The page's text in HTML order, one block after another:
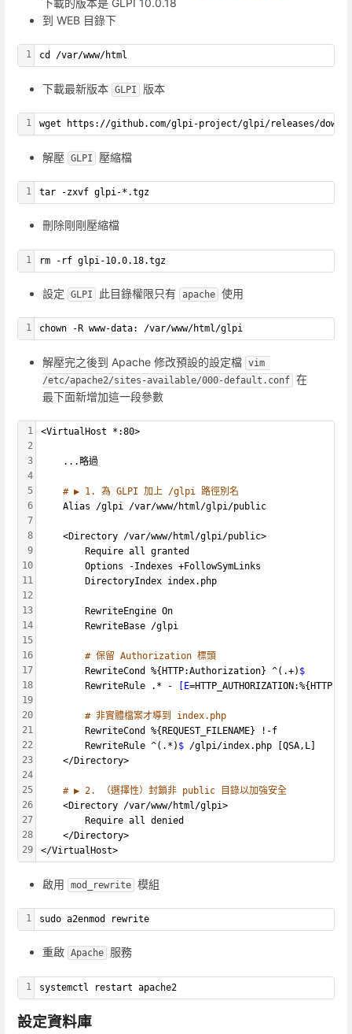
下載的版本是 GLPI 10.0.18
到 WEB 目錄下
1 cd /var/www/html
下載最新版本 GLPI 版本
1 wget https://github.com/glpi-project/glpi/releases/
解壓 GLPI 壓縮檔
1 tar -zxvf glpi-*.tgz
刪除剛剛壓縮檔
1 rm -rf glpi-10.0.18.tgz
設定 GLPI 此目錄權限只有 apache 使用
1 chown -R www-data: /var/www/html/glpi
解壓完之後到 Apache 修改預設的設定檔 vim
/etc/apache2/sites-available/000-default.conf 在
最下面新增加這一段參數
1
2
3
4
5
6
7
8
9
10
11
12
13
14
15
16
17
18
19
20
21
22
23
24
25
26
27
28
29
<VirtualHost *:80>
    ...略過
# ▶ 1. 為 GLPI 加上 /glpi 路徑別名
    Alias /glpi /var/www/html/glpi/public
    <Directory /var/www/html/glpi/public>
        Require all granted
        Options -Indexes +FollowSymLinks
        DirectoryIndex index.php
        RewriteEngine On
        RewriteBase /glpi
# 保留 Authorization 標頭
        RewriteCond %{HTTP:Authorization} ^(.+)
$
        RewriteRule .* -
[E
# 非實體檔案才導到 index.php
        RewriteCond %{REQUEST_FILENAME} !-f
        RewriteRule ^(.*)
$ /glpi/index.php [QSA,L]
    </Directory>
# ▶ 2. （選擇性）封鎖非 public 目錄以加強安全
    <Directory /var/www/html/glpi>
        Require all denied
    </Directory>
</VirtualHost>
啟用 mod_rewrite 模組
1 sudo a2enmod rewrite
重啟 Apache 服務
1 systemctl restart apache2
設定資料庫